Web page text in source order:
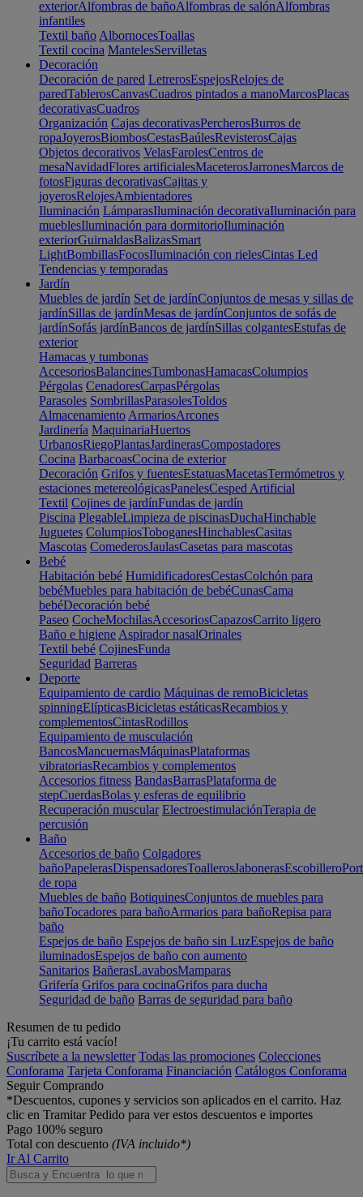
exteriorAlfombras de bañoAlfombras de salónAlfombras
infantiles
Textil baño AlbornocesToallas
Textil cocina MantelesServilletas
Decoración
Decoración de pared LetrerosEspejosRelojes de
paredTablerosCanvasCuadros pintados a manoMarcosPlacas
decorativasCuadros
Organización Cajas decorativasPercherosBurros de
ropaJoyerosBiombosCestasBaúlesRevisterosCajas
Objetos decorativos VelasFarolesCentros de
mesaNavidadFlores artificialesMaceterosJarronesMarcos de
fotosFiguras decorativasCajitas y
joyerosRelojesAmbientadores
Iluminación LámparasIluminación decorativaIluminación para
mueblesIluminación para dormitorioIluminación
exteriorGuirnaldasBalizasSmart
LightBombillasFocosIluminación con rielesCintas Led
Tendencias y temporadas
Jardín
Muebles de jardín Set de jardínConjuntos de mesas y sillas de
jardínSillas de jardínMesas de jardínConjuntos de sofás de
jardínSofás jardínBancos de jardínSillas colgantesEstufas de
exterior
Hamacas y tumbonas
AccesoriosBalancinesTumbonasHamacasColumpios
Pérgolas CenadoresCarpasPérgolas
Parasoles SombrillasParasolesToldos
Almacenamiento ArmariosArcones
Jardinería MaquinariaHuertos
UrbanosRiegoPlantasJardinerasCompostadores
Cocina BarbacoasCocina de exterior
Decoración Grifos y fuentesEstatuasMacetasTermómetros y
estaciones metereológicasPanelesCesped Artificial
Textil Cojines de jardínFundas de jardín
Piscina PlegableLimpieza de piscinasDuchaHinchable
Juguetes ColumpiosToboganesHinchablesCasitas
Mascotas ComederosJaulasCasetas para mascotas
Bebé
Habitación bebé HumidificadoresCestasColchón para
bebéMuebles para habitación de bebéCunasCama
bebéDecoración bebé
Paseo CocheMochilasAccesoriosCapazosCarrito ligero
Baño e higiene Aspirador nasalOrinales
Textil bebé CojinesFunda
Seguridad Barreras
Deporte
Equipamiento de cardio Máquinas de remoBicicletas
spinningElípticasBicicletas estáticasRecambios y
complementosCintasRodillos
Equipamiento de musculación
BancosMancuernasMáquinasPlataformas
vibratoriasRecambios y complementos
Accesorios fitness BandasBarrasPlataforma de
stepCuerdasBolas y esferas de equilibrio
Recuperación muscular ElectroestimulaciónTerapia de
percusión
Baño
Accesorios de baño Colgadores
bañoPapelerasDispensadoresToallerosJabonerasEscobillero
de ropa
Muebles de baño BotiquinesConjuntos de muebles para
bañoTocadores para bañoArmarios para bañoRepisa para
baño
Espejos de baño Espejos de baño sin LuzEspejos de baño
iluminadosEspejos de baño con aumento
Sanitarios BañerasLavabosMamparas
Grifería Grifos para cocinaGrifos para ducha
Seguridad de baño Barras de seguridad para baño
Resumen de tu pedido
¡Tu carrito está vacío!
Suscríbete a la newsletter Todas las promociones Colecciones
Conforama Tarjeta Conforama Financiación Catálogos Conforama
Seguir Comprando
*Descuentos, cupones y servicios son aplicados en el carrito. Haz
clic en Tramitar Pedido para ver estos descuentos e importes
Pago 100% seguro
Total con descuento (IVA incluido*)
Ir Al Carrito